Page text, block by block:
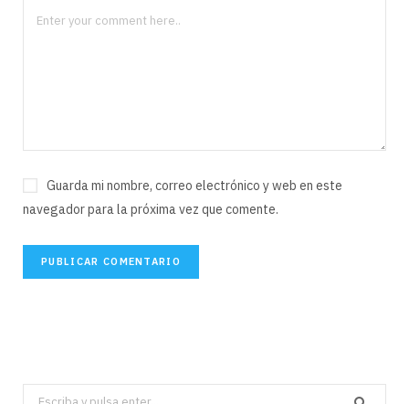
Guarda mi nombre, correo electrónico y web en este
navegador para la próxima vez que comente.
Search